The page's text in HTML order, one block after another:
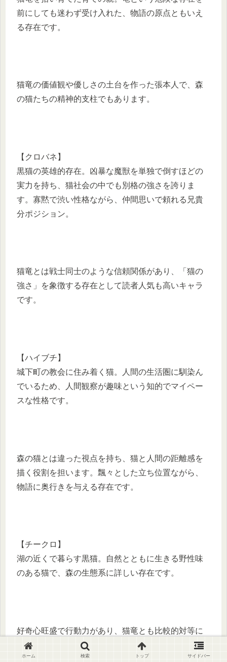
前にしても迷わず受け入れた、物語の原点ともいえ
る存在です。
猫竜の価値観や優しさの土台を作った張本人で、森
の猫たちの精神的支柱でもあります。
【クロバネ】
黒猫の英雄的存在。凶暴な魔獣を単独で倒すほどの
実力を持ち、猫社会の中でも別格の強さを誇りま
す。寡黙で渋い性格ながら、仲間思いで頼れる兄貴
分ポジション。
猫竜とは戦士同士のような信頼関係があり、「猫の
強さ」を象徴する存在として読者人気も高いキャラ
です。
【ハイブチ】
城下町の教会に住み着く猫。人間の生活圏に馴染ん
でいるため、人間観察が趣味という知的でマイペー
スな性格です。
森の猫とは違った視点を持ち、猫と人間の距離感を
描く役割を担います。飄々とした立ち位置ながら、
物語に奥行きを与える存在です。
【チークロ】
湖の近くで暮らす黒猫。自然とともに生きる野性味
のある猫で、森の生態系に詳しい存在です。
好奇心旺盛で行動力があり、猫竜とも比較的対等に
接するタイプ。自然派ポジションとして、森の世界
観を広げる役割を持っています。
ホーム 検索 トップ サイドバー